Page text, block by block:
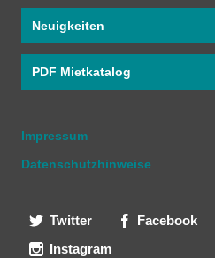
Neuigkeiten
PDF Mietkatalog
Impressum
Datenschutzhinweise
Twitter Facebook
Instagram